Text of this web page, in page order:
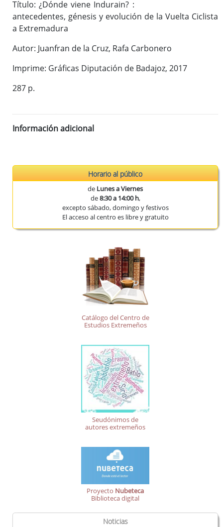
Publicaciones del CEEX
Enlaces de interés
Donaciones
Catálogo del Centro de Estudios Extremeños
Seudónimos de autores extremeños
Revista de Estudios Extremeños
La Reex en BD Bibliográficas
Título: ¿Dónde viene Indurain? :
antecedentes, génesis y evolución de la Vuelta Ciclista
a Extremadura
Autor: Juanfran de la Cruz, Rafa Carbonero
Imprime: Gráficas Diputación de Badajoz, 2017
287 p.
Información adicional
Horario al público
de Lunes a Viernes
de8:30 a 14:00 h,
excepto sábado, domingo y festivos
El acceso al centro es libre y gratuito
Catálogo del Centro de
Estudios Extremeños
Seudónimos de
autores extremeños
Proyecto Nubeteca
Biblioteca digital
Noticias